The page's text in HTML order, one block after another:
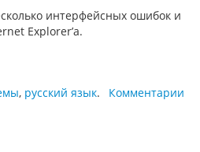
интерфейсных ошибок и
Explorer’а.
Комментарии
, русский язык.